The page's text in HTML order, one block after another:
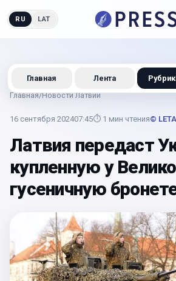
RU LAT
Главная/Новости Латвии
16 сентября 202407:45⏱ 1 мин чтения© LETA
Латвия передаст
купленную у
гусеничную
Главная Лента